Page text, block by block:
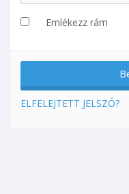
Emlékezz rám
ELFELEJTETT JELSZÓ?